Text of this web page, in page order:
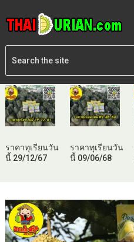
ราคาทุเรียนวัน
นี้ 29/12/67
ราคาทุเรียนวัน
นี้ 09/06/68